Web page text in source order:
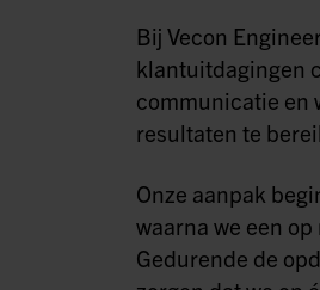
Bij Vecon
klantuitdagingen
communicatie en
resultaten te
Onze aanpak
waarna we een
Gedurende de